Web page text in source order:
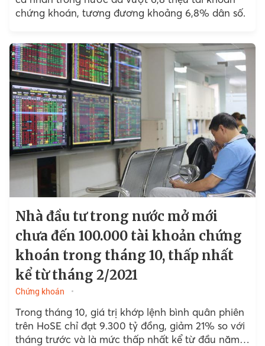
chứng khoán, tương đương khoảng 6,8% dân số.
Nhà đầu tư trong nước mở mới
chưa đến 100.000 tài khoản chứng
khoán trong tháng 10, thấp nhất
kể từ tháng 2/2021
Chứng khoán
Trong tháng 10, giá trị khớp lệnh bình quân phiên
trên HoSE chỉ đạt 9.300 tỷ đồng, giảm 21% so với
tháng trước và là mức thấp nhất kể từ đầu năm